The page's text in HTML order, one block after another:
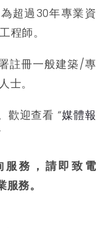
超過30年專業資
程師。
註冊一般建築/專
士。
歡迎查看 “媒體報
務，請即致電
務。